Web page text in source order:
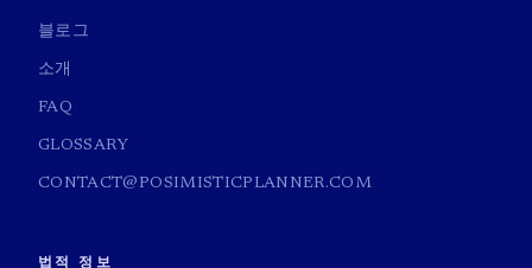
블로그
소개
FAQ
GLOSSARY
CONTACT@POSIMISTICPLANNER.COM
법적 정보